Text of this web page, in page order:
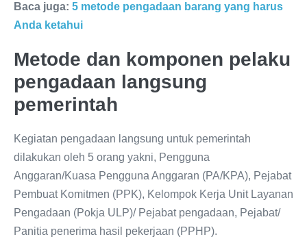
Baca juga: 5 metode pengadaan barang yang harus
Anda ketahui
Metode dan komponen pelaku
pengadaan langsung
pemerintah
Kegiatan pengadaan langsung untuk pemerintah
dilakukan oleh 5 orang yakni, Pengguna
Anggaran/Kuasa Pengguna Anggaran (PA/KPA), Pejabat
Pembuat Komitmen (PPK), Kelompok Kerja Unit Layanan
Pengadaan (Pokja ULP)/ Pejabat pengadaan, Pejabat/
Panitia penerima hasil pekerjaan (PPHP).